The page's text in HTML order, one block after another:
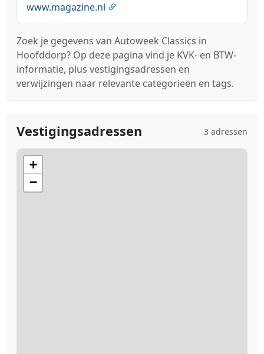
www.magazine.nl
Zoek je gegevens van Autoweek Classics in
Hoofddorp? Op deze pagina vind je KVK- en BTW-
informatie, plus vestigingsadressen en
verwijzingen naar relevante categorieën en tags.
Vestigingsadressen 3 adressen
+
−